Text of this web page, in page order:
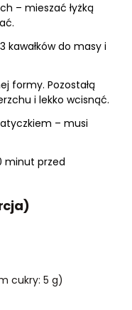
– mieszać łyżką
kawałków do masy i
formy. Pozostałą
i lekko wcisnąć.
– musi
minut przed
cukry: 5 g)